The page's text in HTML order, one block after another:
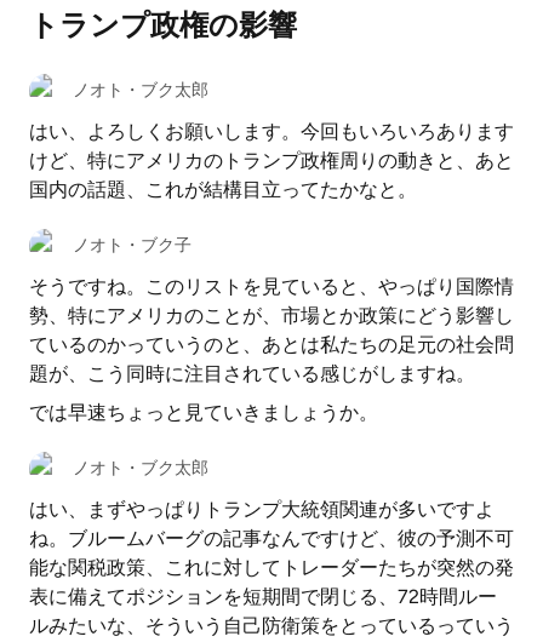
トランプ政権の影響
ノオト・ブク太郎
はい、よろしくお願いします。今回もいろいろあります
けど、特にアメリカのトランプ政権周りの動きと、あと
国内の話題、これが結構目立ってたかなと。
ノオト・ブク子
そうですね。このリストを見ていると、やっぱり国際情
勢、特にアメリカのことが、市場とか政策にどう影響し
ているのかっていうのと、あとは私たちの足元の社会問
題が、こう同時に注目されている感じがしますね。
では早速ちょっと見ていきましょうか。
ノオト・ブク太郎
はい、まずやっぱりトランプ大統領関連が多いですよ
ね。ブルームバーグの記事なんですけど、彼の予測不可
能な関税政策、これに対してトレーダーたちが突然の発
表に備えてポジションを短期間で閉じる、72時間ルー
ルみたいな、そういう自己防衛策をとっているっていう